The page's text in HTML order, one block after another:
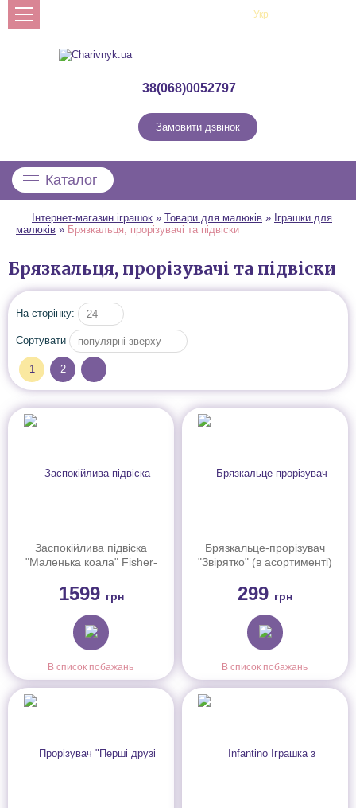
Укр
38(068)0052797
Замовити дзвінок
Каталог
Інтернет-магазин іграшок » Товари для малюків » Іграшки для
малюків » Брязкальця, прорізувачі та підвіски
Брязкальця, прорізувачі та підвіски
На сторінку: 24
Сортувати популярні зверху
1 2
Заспокійлива підвіска
"Маленька коала" Fisher-
1599 грн
В список побажань
Брязкальце-прорізувач
"Звірятко" (в асортименті)
299 грн
В список побажань